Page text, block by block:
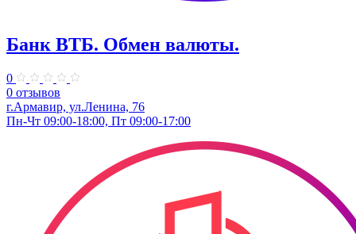
Банк ВТБ. Обмен валюты.
0
0 отзывов
г.Армавир, ул.Ленина, 76
Пн-Чт 09:00-18:00, Пт 09:00-17:00